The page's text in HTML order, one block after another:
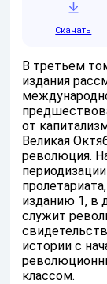
Скачать
В третьем
издания
от
Великая
революция.
изданию 1, в
служит
истории с
классом.